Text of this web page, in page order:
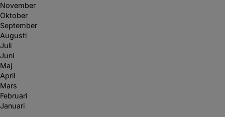
November
Oktober
September
Augusti
Juli
Juni
Maj
April
Mars
Februari
Januari